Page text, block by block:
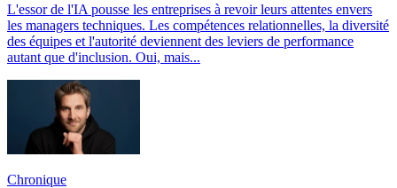
L'essor de l'IA pousse les entreprises à revoir leurs attentes envers
les managers techniques. Les compétences relationnelles, la diversité
des équipes et l'autorité deviennent des leviers de performance
autant que d'inclusion. Oui, mais...
Chronique